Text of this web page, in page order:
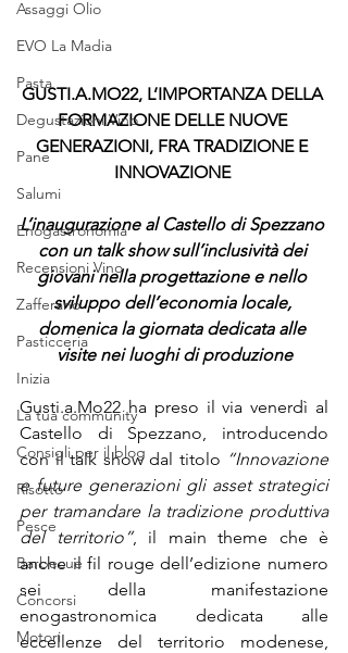
Assaggi Olio
EVO La Madia
Pasta
Degustazioni Vino
Pane
Salumi
Enogastronomia
Recensioni Vino
Zafferano
Pasticceria
Inizia
La tua community
Consigli per il blog
Risotto
Pesce
Barbecue
Concorsi
Motori
GUSTI.A.MO22, L’IMPORTANZA DELLA
FORMAZIONE DELLE NUOVE
GENERAZIONI, FRA TRADIZIONE E
INNOVAZIONE
L’inaugurazione al Castello di Spezzano
con un talk show sull’inclusività dei
giovani nella progettazione e nello
sviluppo dell’economia locale,
domenica la giornata dedicata alle
visite nei luoghi di produzione
Gusti.a.Mo22 ha preso il via venerdì al
Castello di Spezzano, introducendo
con il talk show dal titolo “Innovazione
e future generazioni gli asset strategici
per tramandare la tradizione produttiva
del territorio”, il main theme che è
anche il fil rouge dell’edizione numero
sei della manifestazione
enogastronomica dedicata alle
eccellenze del territorio modenese,